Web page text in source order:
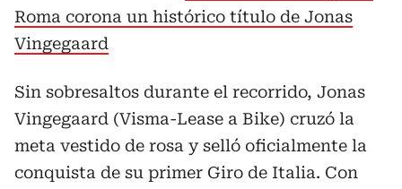
Roma corona un histórico título de Jonas
Vingegaard
Sin sobresaltos durante el recorrido, Jonas
Vingegaard (Visma-Lease a Bike) cruzó la
meta vestido de rosa y selló oficialmente la
conquista de su primer Giro de Italia. Con